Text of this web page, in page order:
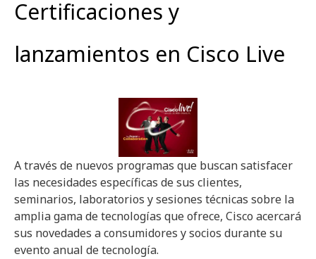
Certificaciones y
lanzamientos en Cisco Live
A través de nuevos programas que buscan satisfacer
las necesidades específicas de sus clientes,
seminarios, laboratorios y sesiones técnicas sobre la
amplia gama de tecnologías que ofrece, Cisco acercará
sus novedades a consumidores y socios durante su
evento anual de tecnología.